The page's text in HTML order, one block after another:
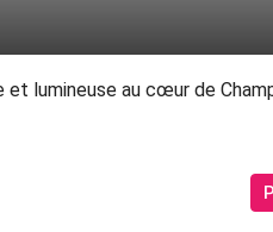
et lumineuse au cœur de